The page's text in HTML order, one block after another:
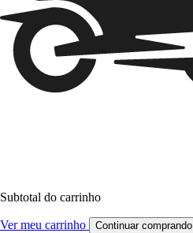
Subtotal do carrinho
Ver meu carrinho Continuar comprando